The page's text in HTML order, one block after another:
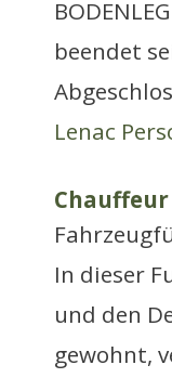
beendet
Lenac
Chauffeur
In dieser
und den
gewohnt,